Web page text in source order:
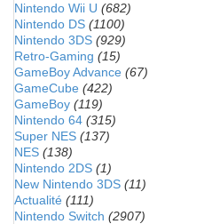
Nintendo Wii U (682)
Nintendo DS (1100)
Nintendo 3DS (929)
Retro-Gaming (15)
GameBoy Advance (67)
GameCube (422)
GameBoy (119)
Nintendo 64 (315)
Super NES (137)
NES (138)
Nintendo 2DS (1)
New Nintendo 3DS (11)
Actualité (111)
Nintendo Switch (2907)